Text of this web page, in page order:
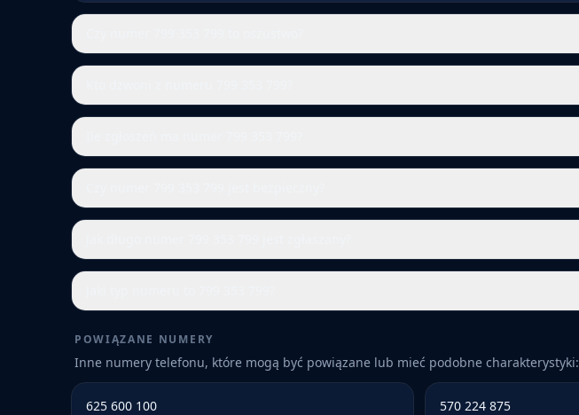
POWIĄZANE NUMERY
Inne numery telefonu, które mogą być powiązane lub mieć podobne charakterystyki:
625 600 100 570 224 875